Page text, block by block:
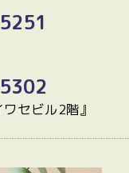
セビル2階』